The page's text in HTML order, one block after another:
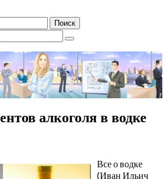
алкоголя в водке
Все о водке
(Иван Ильич